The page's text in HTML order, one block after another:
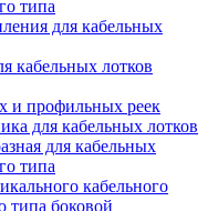
типа
для кабельных
кабельных лотков
и профильных реек
для кабельных лотков
для кабельных
типа
кабельного
типа боковой